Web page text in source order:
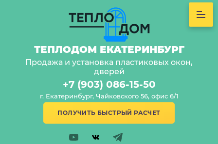
ТЕПЛОДОМ ЕКАТЕРИНБУРГ
Продажа и установка пластиковых окон,
дверей
+7 (903) 086-15-50
г. Екатеринбург, Чайковского 56, офис 6/1
ПОЛУЧИТЬ БЫСТРЫЙ РАСЧЕТ